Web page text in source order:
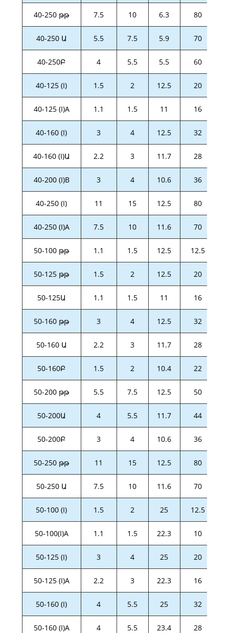
40-250 թթ 7.5 10 6.3 80
40-250 Ա 5.5 7.5 5.9 70
40-250Բ 4 5.5 5.5 60
40-125 (I) 1.5 2 12.5 20
40-125 (I)A 1.1 1.5 11 16
40-160 (I) 3 4 12.5 32
40-160 (I)Ա 2.2 3 11.7 28
40-200 (I)B 3 4 10.6 36
40-250 (I) 11 15 12.5 80
40-250 (I)A 7.5 10 11.6 70
50-100 թթ 1.1 1.5 12.5 12.5
50-125 թթ 1.5 2 12.5 20
50-125Ա 1.1 1.5 11 16
50-160 թթ 3 4 12.5 32
50-160 Ա 2.2 3 11.7 28
50-160Բ 1.5 2 10.4 22
50-200 թթ 5.5 7.5 12.5 50
50-200Ա 4 5.5 11.7 44
50-200Բ 3 4 10.6 36
50-250 թթ 11 15 12.5 80
50-250 Ա 7.5 10 11.6 70
50-100 (I) 1.5 2 25 12.5
50-100(I)A 1.1 1.5 22.3 10
50-125 (I) 3 4 25 20
50-125 (I)A 2.2 3 22.3 16
50-160 (I) 4 5.5 25 32
50-160 (I)A 4 5.5 23.4 28